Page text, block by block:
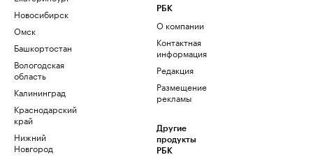
Новосибирск
Омск
Башкортостан
Вологодская
область
Калининград
Краснодарский
край
Нижний
Новгород
РБК
О компании
Контактная
информация
Редакция
Размещение
рекламы
Другие
продукты
РБК